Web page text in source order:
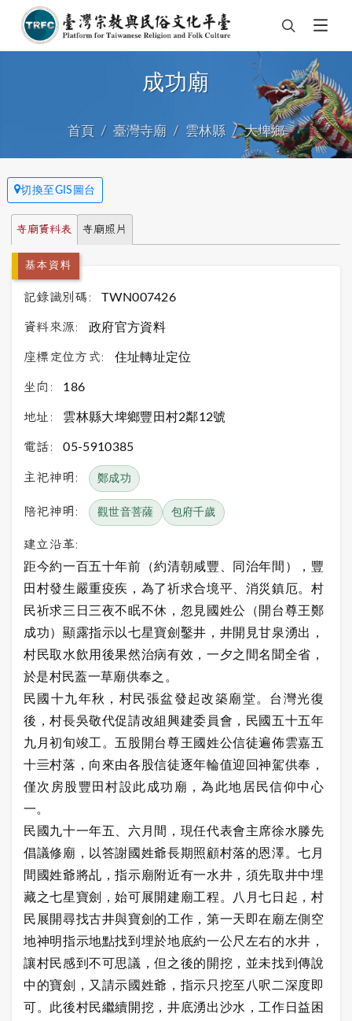
成功廟
首頁 臺灣寺廟 雲林縣 大埤鄉
切換至GIS圖台
寺廟資料表 寺廟照片
基本資料
記錄識別碼: TWN007426
資料來源: 政府官方資料
座標定位方式: 住址轉址定位
坐向: 186
地址: 雲林縣大埤鄉豐田村2鄰12號
電話: 05-5910385
主祀神明: 鄭成功
陪祀神明: 觀世音菩薩 包府千歲
建立沿革:
距今約一百五十年前（約清朝咸豐、同治年間），豐
田村發生嚴重疫疾，為了祈求合境平、消災鎮厄。村
民祈求三日三夜不眠不休，忽見國姓公（開台尊王鄭
成功）顯露指示以七星寶劍鑿井，井開見甘泉湧出，
村民取水飲用後果然治病有效，一夕之間名聞全省，
於是村民蓋一草廟供奉之。
民國十九年秋，村民張盆發起改築廟堂。台灣光復
後，村長吳敬代促請改組興建委員會，民國五十五年
九月初旬竣工。五股開台尊王國姓公信徒遍佈雲嘉五
十亖村落，向來由各股信徒逐年輪值迎回神駕供奉，
僅次房股豐田村設此成功廟，為此地居民信仰中心
一。
民國九十一年五、六月間，現任代表會主席徐水滕先
倡議修廟，以答謝國姓爺長期照顧村落的恩澤。七月
間國姓爺將乩，指示廟附近有一水井，須先取井中埋
藏之七星寶劍，始可展開建廟工程。八月七日起，村
民展開尋找古井與寶劍的工作，第一天即在廟左側空
地神明指示地點找到埋於地底約一公尺左右的水井，
讓村民感到不可思議，但之後的開挖，並未找到傳說
中的寶劍，又請示國姓爺，指示只挖至八呎二深度即
可。此後村民繼續開挖，井底湧出沙水，工作日益困